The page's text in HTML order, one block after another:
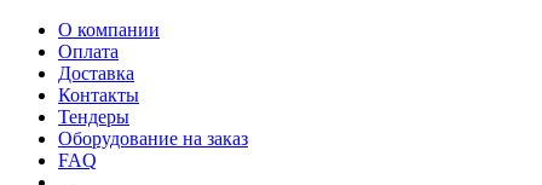
О компании
Оплата
Доставка
Контакты
Тендеры
Оборудование на заказ
FAQ